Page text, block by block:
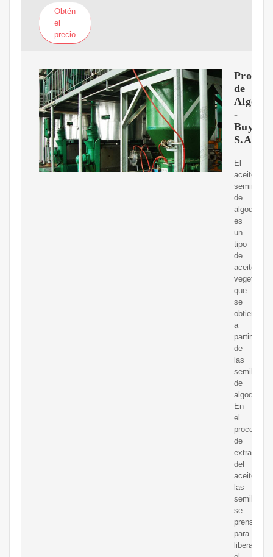
Obtén
el
precio
de
-
Buyatti
El
aceite
de
algodón
es
un
tipo
de
aceite
vegetal
que
se
obtiene
a
partir
de
las
semillas
de
algodón.
En
el
proceso
de
extracción
del
aceite,
las
semillas
se
prensan
para
liberar